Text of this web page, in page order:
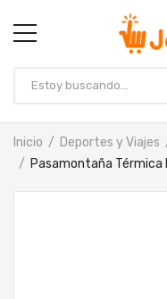
Inicio Deportes y Viajes
Pasamontaña Térmica